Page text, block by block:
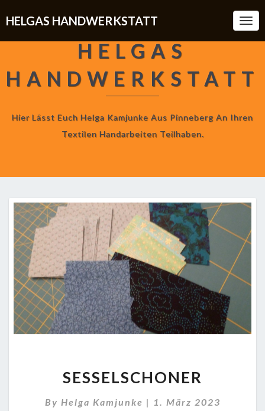
HELGAS HANDWERKSTATT
HELGAS
HANDWERKSTATT
Hier Lässt Euch Helga Kamjunke Aus Pinneberg An Ihren
Textilen Handarbeiten Teilhaben.
SESSELSCHONER
By Helga Kamjunke | 1. März 2023